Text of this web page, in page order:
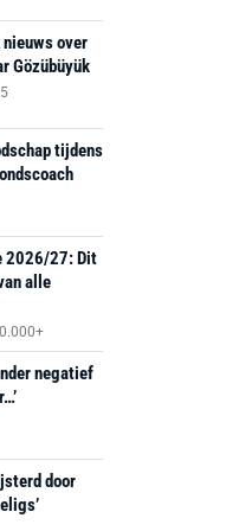
over
Gözübüyük
tijdens
2026/27: Dit
alle
negatief
door